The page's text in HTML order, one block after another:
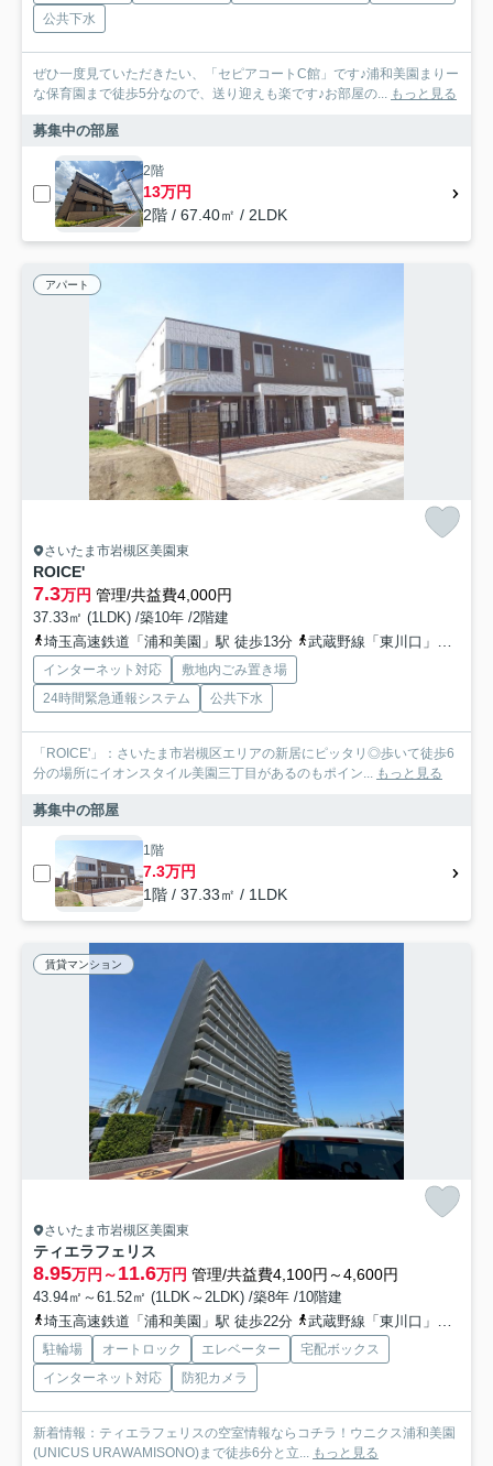
公共下水
ぜひ一度見ていただきたい、「セピアコートC館」です♪浦和美園まりー
な保育園まで徒歩5分なので、送り迎えも楽です♪お部屋の... もっと見る
募集中の部屋
2階
13万円
2階 / 67.40㎡ / 2LDK
アパート
さいたま市岩槻区美園東
ROICE'
7.3万円 管理/共益費4,000円
37.33㎡ (1LDK) /築10年 /2階建
埼玉高速鉄道「浦和美園」駅 徒歩13分
武蔵野線「東川口」駅 徒歩46分
インターネット対応
敷地内ごみ置き場
24時間緊急通報システム
公共下水
「ROICE'」：さいたま市岩槻区エリアの新居にピッタリ◎歩いて徒歩6
分の場所にイオンスタイル美園三丁目があるのもポイン... もっと見る
募集中の部屋
1階
7.3万円
1階 / 37.33㎡ / 1LDK
賃貸マンション
さいたま市岩槻区美園東
ティエラフェリス
8.95万円～11.6万円 管理/共益費4,100円～4,600円
43.94㎡～61.52㎡ (1LDK～2LDK) /築8年 /10階建
埼玉高速鉄道「浦和美園」駅 徒歩22分
武蔵野線「東川口」駅 徒歩55分
駐輪場 オートロック エレベーター
宅配ボックス
インターネット対応
防犯カメラ
新着情報：ティエラフェリスの空室情報ならコチラ！ウニクス浦和美園
(UNICUS URAWAMISONO)まで徒歩6分と立... もっと見る